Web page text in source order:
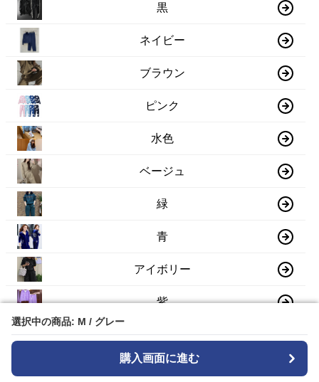
選択中の商品: M / グレー
購入画面に進む
選択中の商品: M / グレー
購入画面に進む
黒
ネイビー
ブラウン
ピンク
水色
ベージュ
緑
青
アイボリー
紫
赤